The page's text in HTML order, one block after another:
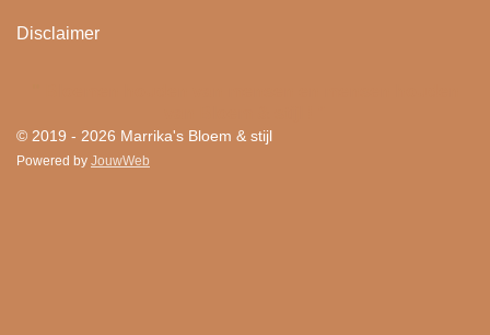
Disclaimer
© 2019 - 2026 Marrika's Bloem & stijl
Powered by JouwWeb